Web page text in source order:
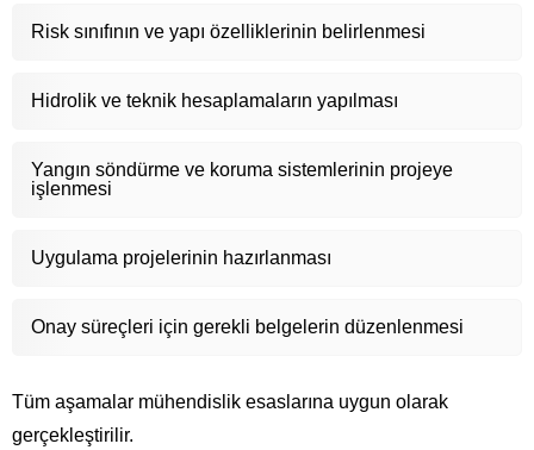
Risk sınıfının ve yapı özelliklerinin belirlenmesi
Hidrolik ve teknik hesaplamaların yapılması
Yangın söndürme ve koruma sistemlerinin projeye
işlenmesi
Uygulama projelerinin hazırlanması
Onay süreçleri için gerekli belgelerin düzenlenmesi
Tüm aşamalar mühendislik esaslarına uygun olarak
gerçekleştirilir.